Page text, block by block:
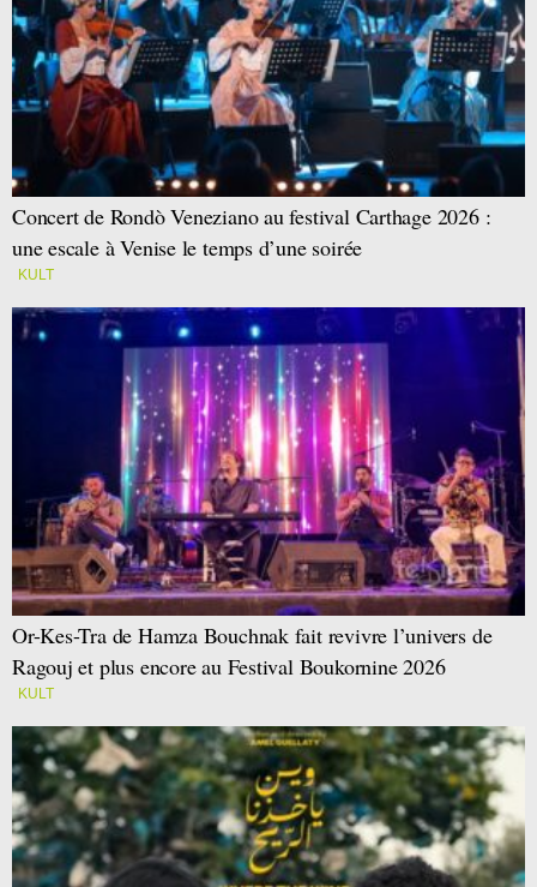
Concert de Rondò Veneziano au festival Carthage 2026 :
une escale à Venise le temps d’une soirée
KULT
Or-Kes-Tra de Hamza Bouchnak fait revivre l’univers de
Ragouj et plus encore au Festival Boukornine 2026
KULT